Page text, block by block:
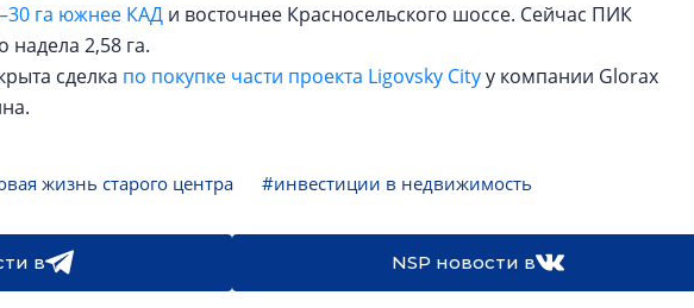
га южнее КАД и восточнее Красносельского шоссе. Сейчас ПИК
надела 2,58 га.
сделка по покупке части проекта Ligovsky Cityу компании Glorax
жизнь старого центра #инвестиции в недвижимость
в NSP новости в